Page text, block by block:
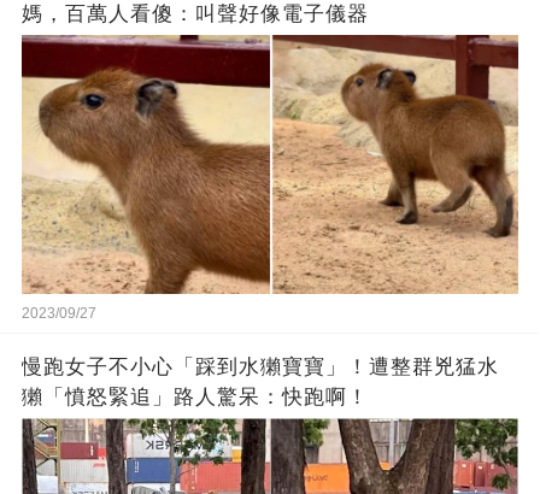
媽，百萬人看傻：叫聲好像電子儀器
2023/09/27
慢跑女子不小心「踩到水獺寶寶」！遭整群兇猛水
獺「憤怒緊追」路人驚呆：快跑啊！